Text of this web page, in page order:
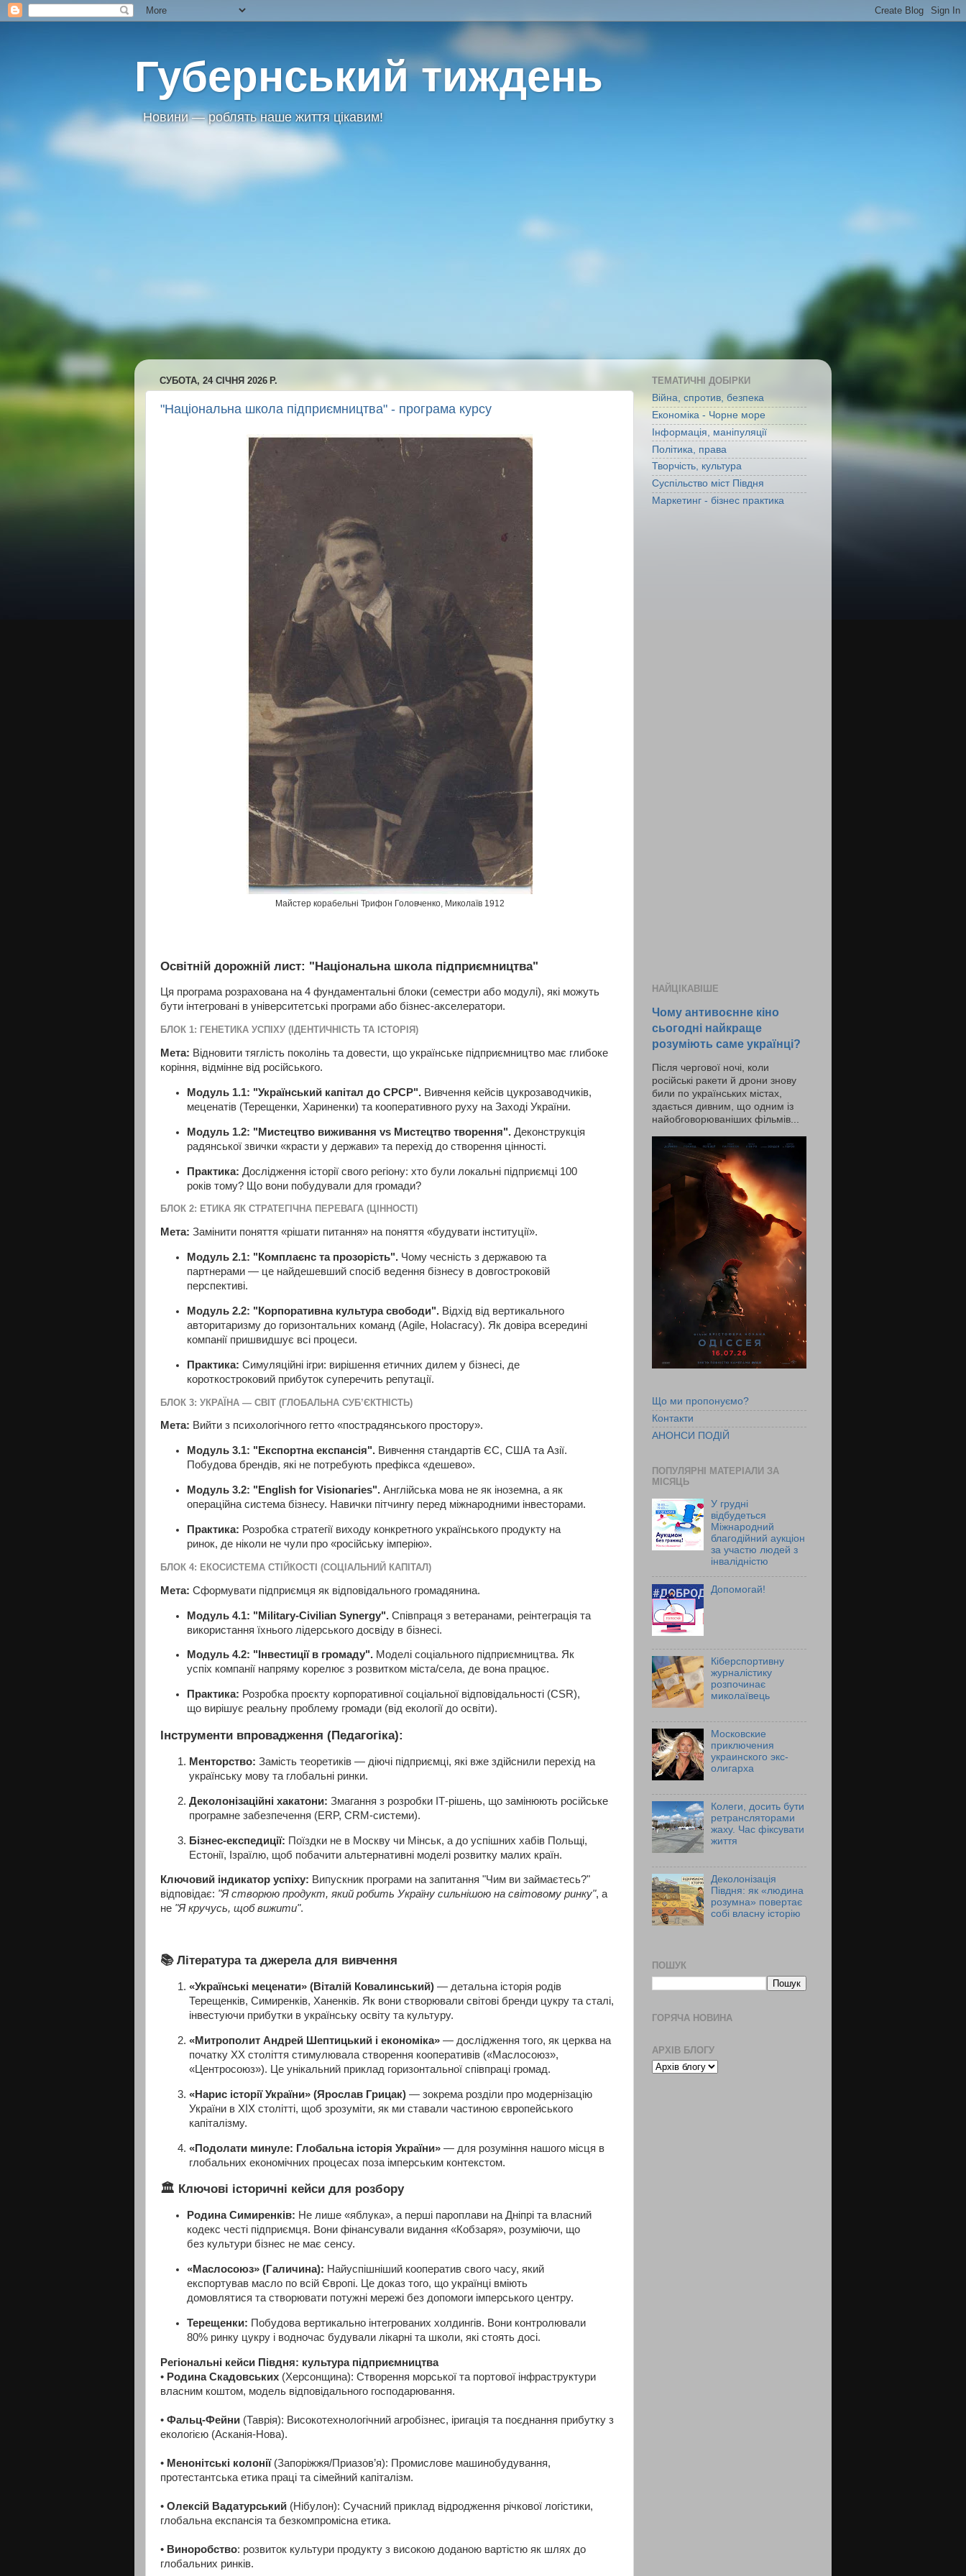
Губернський тиждень
Новини — роблять наше життя цікавим!
СУБОТА, 24 СІЧНЯ 2026 Р.
"Національна школа підприємництва" - програма курсу
Майстер корабельні Трифон Головченко, Миколаїв 1912
Освітній дорожній лист: "Національна школа підприємництва"
Ця програма розрахована на 4 фундаментальні блоки (семестри або модулі), які можуть
бути інтегровані в університетські програми або бізнес-акселератори.
БЛОК 1: ГЕНЕТИКА УСПІХУ (ІДЕНТИЧНІСТЬ ТА ІСТОРІЯ)
Мета: Відновити тяглість поколінь та довести, що українське підприємництво має глибоке
коріння, відмінне від російського.
Модуль 1.1: "Український капітал до СРСР". Вивчення кейсів цукрозаводчиків,
меценатів (Терещенки, Хариненки) та кооперативного руху на Заході України.
Модуль 1.2: "Мистецтво виживання vs Мистецтво творення". Деконструкція
радянської звички «красти у держави» та перехід до створення цінності.
Практика: Дослідження історії свого регіону: хто були локальні підприємці 100
років тому? Що вони побудували для громади?
БЛОК 2: ЕТИКА ЯК СТРАТЕГІЧНА ПЕРЕВАГА (ЦІННОСТІ)
Мета: Замінити поняття «рішати питання» на поняття «будувати інституції».
Модуль 2.1: "Комплаєнс та прозорість". Чому чесність з державою та
партнерами — це найдешевший спосіб ведення бізнесу в довгостроковій
перспективі.
Модуль 2.2: "Корпоративна культура свободи". Відхід від вертикального
авторитаризму до горизонтальних команд (Agile, Holacracy). Як довіра всередині
компанії пришвидшує всі процеси.
Практика: Симуляційні ігри: вирішення етичних дилем у бізнесі, де
короткостроковий прибуток суперечить репутації.
БЛОК 3: УКРАЇНА — СВІТ (ГЛОБАЛЬНА СУБ’ЄКТНІСТЬ)
Мета: Вийти з психологічного гетто «пострадянського простору».
Модуль 3.1: "Експортна експансія". Вивчення стандартів ЄС, США та Азії.
Побудова брендів, які не потребують префікса «дешево».
Модуль 3.2: "English for Visionaries". Англійська мова не як іноземна, а як
операційна система бізнесу. Навички пітчингу перед міжнародними інвесторами.
Практика: Розробка стратегії виходу конкретного українського продукту на
ринок, де ніколи не чули про «російську імперію».
БЛОК 4: ЕКОСИСТЕМА СТІЙКОСТІ (СОЦІАЛЬНИЙ КАПІТАЛ)
Мета: Сформувати підприємця як відповідального громадянина.
Модуль 4.1: "Military-Civilian Synergy". Співпраця з ветеранами, реінтеграція та
використання їхнього лідерського досвіду в бізнесі.
Модуль 4.2: "Інвестиції в громаду". Моделі соціального підприємництва. Як
успіх компанії напряму корелює з розвитком міста/села, де вона працює.
Практика: Розробка проєкту корпоративної соціальної відповідальності (CSR),
що вирішує реальну проблему громади (від екології до освіти).
Інструменти впровадження (Педагогіка):
Менторство: Замість теоретиків — діючі підприємці, які вже здійснили перехід на
українську мову та глобальні ринки.
Деколонізаційні хакатони: Змагання з розробки ІТ-рішень, що замінюють російське
програмне забезпечення (ERP, CRM-системи).
Бізнес-експедиції: Поїздки не в Москву чи Мінськ, а до успішних хабів Польщі,
Естонії, Ізраїлю, щоб побачити альтернативні моделі розвитку малих країн.
Ключовий індикатор успіху: Випускник програми на запитання "Чим ви займаєтесь?"
відповідає: "Я створюю продукт, який робить Україну сильнішою на світовому ринку", а
не "Я кручусь, щоб вижити".
📚 Література та джерела для вивчення
«Українські меценати» (Віталій Ковалинський) — детальна історія родів
Терещенків, Симиренків, Ханенків. Як вони створювали світові бренди цукру та сталі,
інвестуючи прибутки в українську освіту та культуру.
«Митрополит Андрей Шептицький і економіка» — дослідження того, як церква на
початку XX століття стимулювала створення кооперативів («Маслосоюз»,
«Центросоюз»). Це унікальний приклад горизонтальної співпраці громад.
«Нарис історії України» (Ярослав Грицак) — зокрема розділи про модернізацію
України в XIX столітті, щоб зрозуміти, як ми ставали частиною європейського
капіталізму.
«Подолати минуле: Глобальна історія України» — для розуміння нашого місця в
глобальних економічних процесах поза імперським контекстом.
🏛️ Ключові історичні кейси для розбору
Родина Симиренків: Не лише «яблука», а перші пароплави на Дніпрі та власний
кодекс честі підприємця. Вони фінансували видання «Кобзаря», розуміючи, що
без культури бізнес не має сенсу.
«Маслосоюз» (Галичина): Найуспішніший кооператив свого часу, який
експортував масло по всій Європі. Це доказ того, що українці вміють
домовлятися та створювати потужні мережі без допомоги імперського центру.
Терещенки: Побудова вертикально інтегрованих холдингів. Вони контролювали
80% ринку цукру і водночас будували лікарні та школи, які стоять досі.
Регіональні кейси Півдня: культура підприємництва
• Родина Скадовських (Херсонщина): Створення морської та портової інфраструктури
власним коштом, модель відповідального господарювання.
• Фальц-Фейни (Таврія): Високотехнологічний агробізнес, іригація та поєднання прибутку з
екологією (Асканія-Нова).
• Менонітські колонії (Запоріжжя/Приазов’я): Промислове машинобудування,
протестантська етика праці та сімейний капіталізм.
• Олексій Вадатурський (Нібулон): Сучасний приклад відродження річкової логістики,
глобальна експансія та безкомпромісна етика.
• Виноробство: розвиток культури продукту з високою доданою вартістю як шлях до
глобальних ринків.
ТЕМАТИЧНІ ДОБІРКИ
Війна, спротив, безпека
Економіка - Чорне море
Інформація, маніпуляції
Політика, права
Творчість, культура
Суспільство міст Півдня
Маркетинг - бізнес практика
НАЙЦІКАВІШЕ
Чому антивоєнне кіно
сьогодні найкраще
розуміють саме українці?
Після чергової ночі, коли
російські ракети й дрони знову
били по українських містах,
здається дивним, що одним із
найобговорюваніших фільмів...
Що ми пропонуємо?
Контакти
АНОНСИ ПОДІЙ
ПОПУЛЯРНІ МАТЕРІАЛИ ЗА
МІСЯЦЬ
У грудні
відбудеться
Міжнародний
благодійний аукціон
за участю людей з
інвалідністю
Допомогай!
Кіберспортивну
журналістику
розпочинає
миколаївець
Московские
приключения
украинского экс-
олигарха
Колеги, досить бути
ретрансляторами
жаху. Час фіксувати
життя
Деколонізація
Півдня: як «людина
розумна» повертає
собі власну історію
ПОШУК
ГОРЯЧА НОВИНА
АРХІВ БЛОГУ